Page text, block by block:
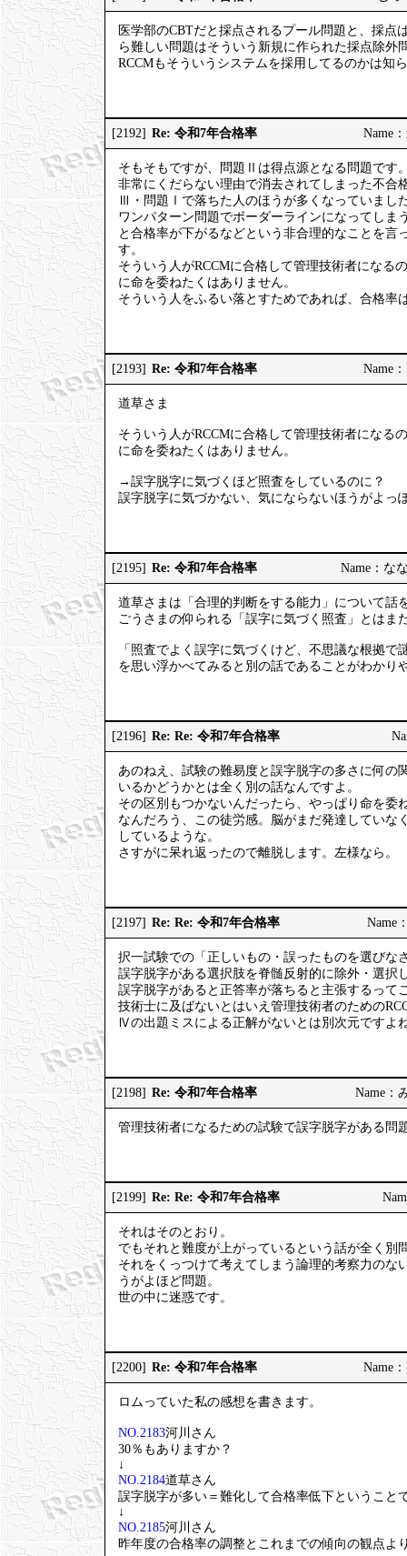
医学部のCBTだと採点されるプール問題と、採
ら難しい問題はそういう新規に作られた採点除外
RCCMもそういうシステムを採用してるのかは知
[2192] Re: 令和7年合格率 Name
そもそもですが、問題Ⅱは得点源となる問題です
非常にくだらない理由で消去されてしまった不
Ⅲ・問題Ⅰで落ちた人のほうが多くなっていまし
ワンパターン問題でボーダーラインになってし
と合格率が下がるなどという非合理的なことを
す。
そういう人がRCCMに合格して管理技術者になる
に命を委ねたくはありません。
そういう人をふるい落とすためであれば、合格率
[2193] Re: 令和7年合格率 Name
道草さま
そういう人がRCCMに合格して管理技術者になる
に命を委ねたくはありません。
→誤字脱字に気づくほど照査をしているのに？
誤字脱字に気づかない、気にならないほうがよっ
[2195] Re: 令和7年合格率 Name：な
道草さまは「合理的判断をする能力」について話
ごうさまの仰られる「誤字に気づく照査」とはま
「照査でよく誤字に気づくけど、不思議な根拠で
を思い浮かべてみると別の話であることがわかり
[2196] Re: Re: 令和7年合格率
あのねえ、試験の難易度と誤字脱字の多さに何の
いるかどうかとは全く別の話なんですよ。
その区別もつかないんだったら、やっぱり命を委
なんだろう、この徒労感。脳がまだ発達してい
しているような。
さすがに呆れ返ったので離脱します。左様なら。
[2197] Re: Re: 令和7年合格率 Name
択一試験での「正しいもの・誤ったものを選びな
誤字脱字がある選択肢を脊髄反射的に除外・選択
誤字脱字があると正答率が落ちると主張するって
技術士に及ばないとはいえ管理技術者のための
Ⅳの出題ミスによる正解がないとは別次元ですよ
[2198] Re: 令和7年合格率 Name：
管理技術者になるための試験で誤字脱字がある問
[2199] Re: Re: 令和7年合格率
それはそのとおり。
でもそれと難度が上がっているという話が全く別
それをくっつけて考えてしまう論理的考察力の
うがよほど問題。
世の中に迷惑です。
[2200] Re: 令和7年合格率 Name
ロムっていた私の感想を書きます。
NO.2183河川さん
30％もありますか？
↓
NO.2184道草さん
誤字脱字が多い＝難化して合格率低下ということ
↓
NO.2185河川さん
昨年度の合格率の調整とこれまでの傾向の観点よ